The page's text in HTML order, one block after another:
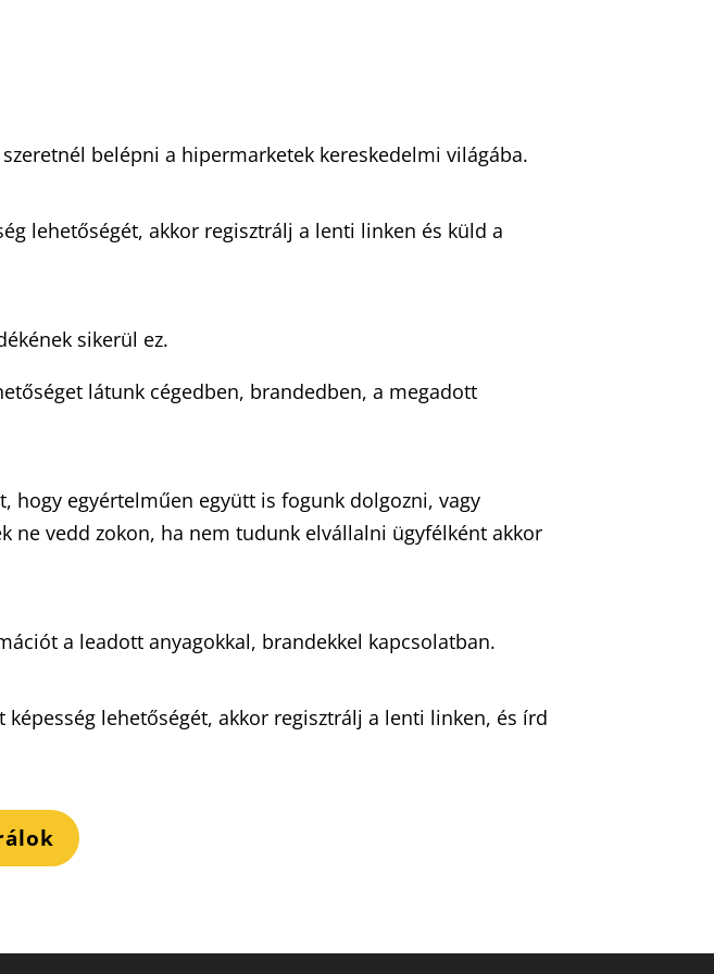
belépni a hipermarketek kereskedelmi világába.
lehetőségét, akkor regisztrálj a lenti linken és küld a
sikerül ez.
látunk cégedben, brandedben, a megadott
hogy egyértelműen együtt is fogunk dolgozni, vagy
ne vedd zokon, ha nem tudunk elvállalni ügyfélként akkor
a leadott anyagokkal, brandekkel kapcsolatban.
lehetőségét, akkor regisztrálj a lenti linken, és írd